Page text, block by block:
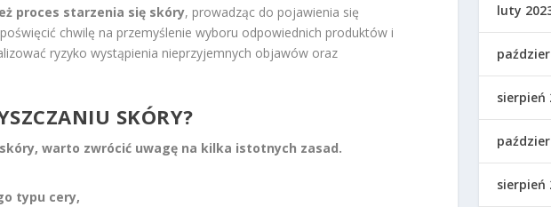
proces starzenia się skóry, prowadząc do pojawienia się
chwilę na przemyślenie wyboru odpowiednich produktów i
ryzyko wystąpienia nieprzyjemnych objawów oraz
SKÓRY?
warto zwrócić uwagę na kilka istotnych zasad.
typu cery,
luty
sierpień
sierpień